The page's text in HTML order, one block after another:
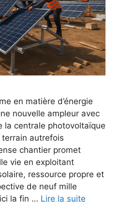
en matière d’énergie
nouvelle ampleur avec
la centrale photovoltaïque
autrefois
chantier promet
vie en exploitant
ressource propre et
de neuf mille
la fin … Lire la suite